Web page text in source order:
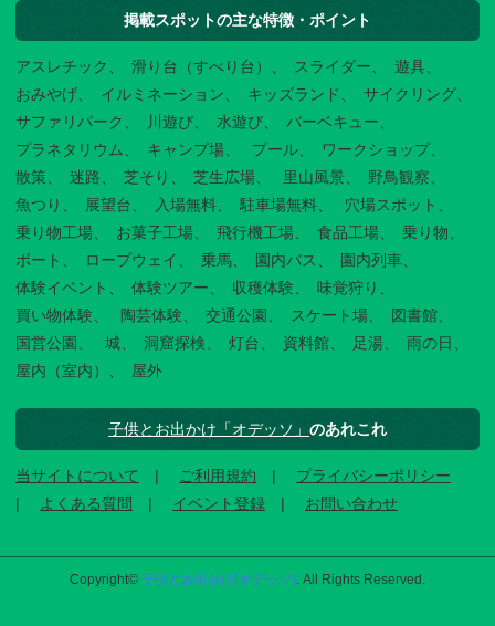
掲載スポットの主な特徴・ポイント
アスレチック 滑り台（すべり台） スライダー
遊具
おみやげ
イルミネーション キッズランド
サイクリング
サファリパーク
川遊び 水遊び
バーベキュー
プラネタリウム
キャンプ場 プール
ワークショップ
散策
迷路 芝そり 芝生広場 里山風景
野鳥観察
魚つり
展望台 入場無料 駐車場無料
穴場スポット
乗り物工場
お菓子工場 飛行機工場 食品工場
乗り物
ボート
ロープウェイ 乗馬 園内バス
園内列車
体験イベント
体験ツアー 収穫体験
味覚狩り
買い物体験
陶芸体験 交通公園 スケート場
図書館
国営公園
城 洞窟探検 灯台 資料館 足湯
雨の日
屋内（室内）
屋外
子供とお出かけ「オデッソ」 のあれこれ
当サイトについて ご利用規約
プライバシーポリシー
よくある質問
イベント登録 お問い合わせ
Copyright© 子供とお出かけ[オデッソ] . All Rights Reserved.